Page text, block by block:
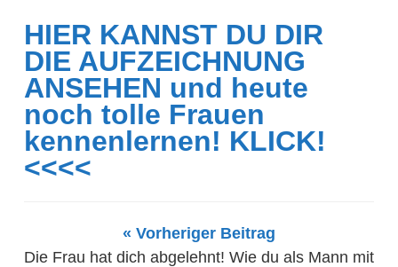
HIER KANNST DU DIR
DIE AUFZEICHNUNG
ANSEHEN und heute
noch tolle Frauen
kennenlernen! KLICK!
<<<<
« Vorheriger Beitrag
Die Frau hat dich abgelehnt! Wie du als Mann mit